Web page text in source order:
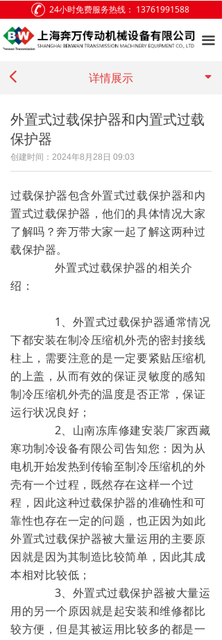
끀
网站首页
关于我们
产品展示
客户案例
新闻中心
访客留言
联系我们
24小时免费服务热线： 13761991588
外置式过载保护器和内置式过载
保护器
创建时间： 2024年8月28日 09:03
过载保护器包含外置式过载保护器和内
置式过载保护器，他们的具体情况大家
了解吗？奔万带大家一起了解这两种过
载保护器。
外置式过载保护器的相关介
绍：
1、外置式过载保护器通常情况
下都安装在制冷压缩机外壳的密封接线
柱上，需要注意的是一定要紧贴压缩机
的上盖，从而有效的保证灵敏度的感知
制冷压缩机外壳的温度是否正常，保证
运行状况良好；
2、山南冻库修建安装厂家西藏
寒功制冷设备有限公司告知您：因为从
电机开始发热到传输至制冷压缩机的外
壳有一个过程，既然存在这样一个过
程，因此这种过载保护器的准确性和可
靠性也存在一定的问题，也正因为如此
外置式过载保护器被大量运用的主要原
因就是因为其制造比较简单，因此其成
本相对比较低；
3、外置式过载保护器被大量运
用的另一个原因就是起安装和维修都比
较方便，但是其被运用比较多的都是一
详情展示
넳 끙